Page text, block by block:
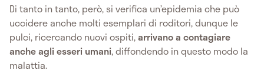
Di tanto in tanto, però, si verifica un’epidemia che può
uccidere anche molti esemplari di roditori, dunque le
pulci, ricercando nuovi ospiti,arrivano a contagiare
anche agli esseri umani, diffondendo in questo modo la
malattia.